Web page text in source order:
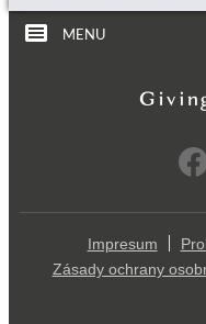
MENU
Impresum
Zásady ochrany